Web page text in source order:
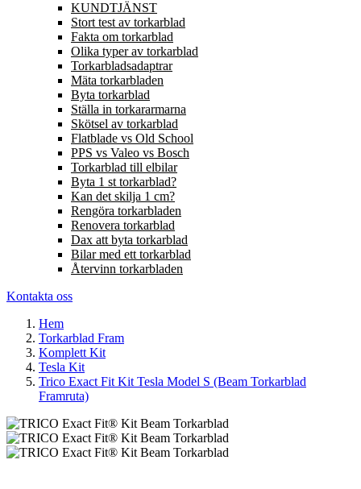
KUNDTJÄNST
Stort test av torkarblad
Fakta om torkarblad
Olika typer av torkarblad
Torkarbladsadaptrar
Mäta torkarbladen
Byta torkarblad
Ställa in torkararmarna
Skötsel av torkarblad
Flatblade vs Old School
PPS vs Valeo vs Bosch
Torkarblad till elbilar
Byta 1 st torkarblad?
Kan det skilja 1 cm?
Rengöra torkarbladen
Renovera torkarblad
Dax att byta torkarblad
Bilar med ett torkarblad
Återvinn torkarbladen
Kontakta oss
Hem
Torkarblad Fram
Komplett Kit
Tesla Kit
Trico Exact Fit Kit Tesla Model S (Beam Torkarblad
Framruta)